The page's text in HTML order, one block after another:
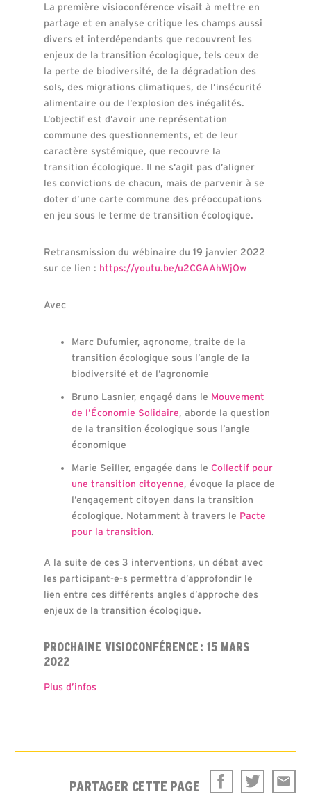
La première visioconférence visait à mettre en
partage et en analyse critique les champs aussi
divers et interdépendants que recouvrent les
enjeux de la transition écologique, tels ceux de
la perte de biodiversité, de la dégradation des
sols, des migrations climatiques, de l’insécurité
alimentaire ou de l’explosion des inégalités.
L’objectif est d’avoir une représentation
commune des questionnements, et de leur
caractère systémique, que recouvre la
transition écologique. Il ne s’agit pas d’aligner
les convictions de chacun, mais de parvenir à se
doter d’une carte commune des préoccupations
en jeu sous le terme de transition écologique.
Retransmission du wébinaire du 19 janvier 2022
sur ce lien : https://youtu.be/u2CGAAhWjOw
Avec
Marc Dufumier, agronome, traite de la
transition écologique sous l’angle de la
biodiversité et de l’agronomie
Bruno Lasnier, engagé dans le Mouvement
de l’Économie Solidaire, aborde la question
de la transition écologique sous l’angle
économique
Marie Seiller, engagée dans le Collectif pour
une transition citoyenne, évoque la place de
l’engagement citoyen dans la transition
écologique. Notamment à travers le Pacte
pour la transition.
A la suite de ces 3 interventions, un débat avec
les participant-e-s permettra d’approfondir le
lien entre ces différents angles d’approche des
enjeux de la transition écologique.
PROCHAINE VISIOCONFÉRENCE : 15 MARS
2022
Plus d’infos
PARTAGER CETTE PAGE